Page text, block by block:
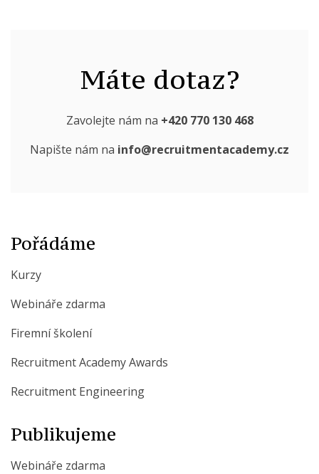
Máte dotaz?
Zavolejte nám na +420 770 130 468
Napište nám na info@recruitmentacademy.cz
Pořádáme
Kurzy
Webináře zdarma
Firemní školení
Recruitment Academy Awards
Recruitment Engineering
Publikujeme
Webináře zdarma